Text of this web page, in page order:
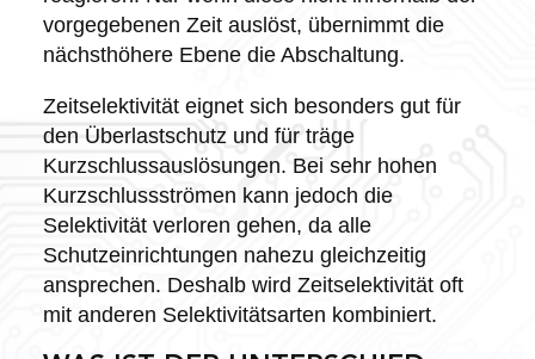
vorgegebenen Zeit auslöst, übernimmt die
nächsthöhere Ebene die Abschaltung.
Zeitselektivität eignet sich besonders gut für
den Überlastschutz und für träge
Kurzschlussauslösungen. Bei sehr hohen
Kurzschlussströmen kann jedoch die
Selektivität verloren gehen, da alle
Schutzeinrichtungen nahezu gleichzeitig
ansprechen. Deshalb wird Zeitselektivität oft
mit anderen Selektivitätsarten kombiniert.